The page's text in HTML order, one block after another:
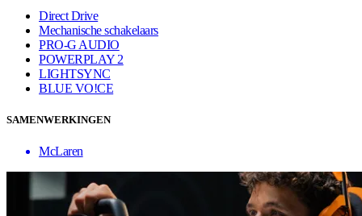
Direct Drive
Mechanische schakelaars
PRO-G AUDIO
POWERPLAY 2
LIGHTSYNC
BLUE VO!CE
SAMENWERKINGEN
McLaren